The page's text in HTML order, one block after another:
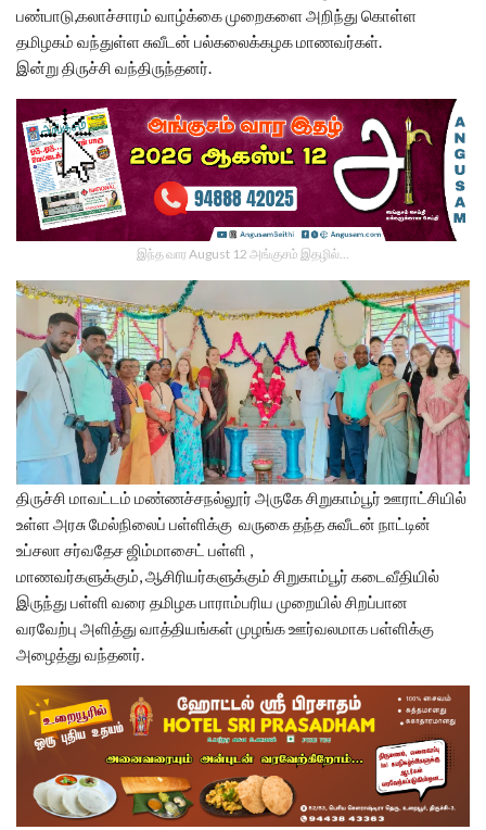
பண்பாடு,கலாச்சாரம் வாழ்க்கை முறைகளை அறிந்து கொள்ள
தமிழகம் வந்துள்ள சுவீடன் பல்கலைக்கழக மாணவர்கள்.
இன்று திருச்சி வந்திருந்தனர்.
இந்த வார August 12 அங்குசம் இதழில்…
திருச்சி மாவட்டம் மண்ணச்சநல்லூர் அருகே சிறுகாம்பூர் ஊராட்சியில்
உள்ள அரசு மேல்நிலைப் பள்ளிக்கு வருகை தந்த சுவீடன் நாட்டின்
உப்சலா சர்வதேச ஜிம்மாசைட் பள்ளி ,
மாணவர்களுக்கும், ஆசிரியர்களுக்கும் சிறுகாம்பூர் கடைவீதியில்
இருந்து பள்ளி வரை தமிழக பாராம்பரிய முறையில் சிறப்பான
வரவேற்பு அளித்து வாத்தியங்கள் முழங்க ஊர்வலமாக பள்ளிக்கு
அழைத்து வந்தனர்.